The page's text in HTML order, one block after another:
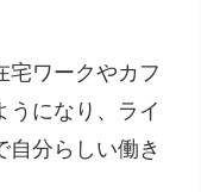
宅ワークやカフ
うになり、ライ
自分らしい働き